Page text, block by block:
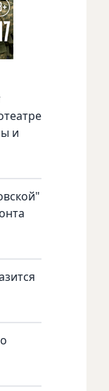
и